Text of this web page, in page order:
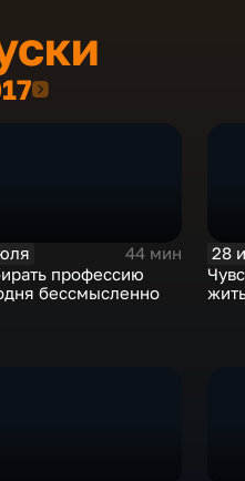
2017
44 мин
профессию
бессмысленно
28